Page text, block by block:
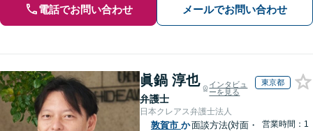
電話でお問い合わせ メールでお問い合わせ
眞鍋 淳也
弁護士
インタビュ
ーを見る
東京都
日本クレアス弁護士法人
敦賀市 か面談方法(対面・
営業時間：1